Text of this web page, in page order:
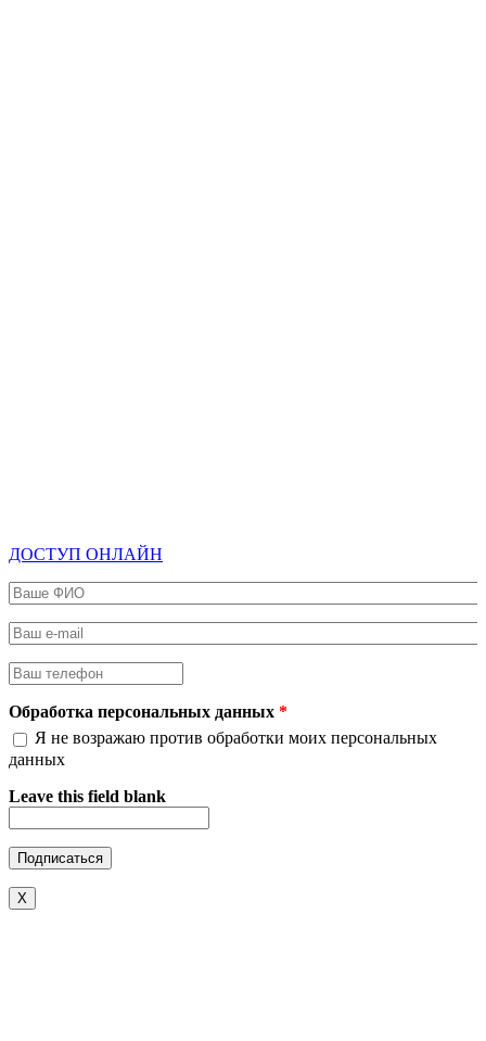
ДОСТУП ОНЛАЙН
Ваше ФИО
Ваш e-mail
Ваш телефон
Обработка персональных данных *
Я не возражаю против обработки моих персональных
данных
Leave this field blank
X